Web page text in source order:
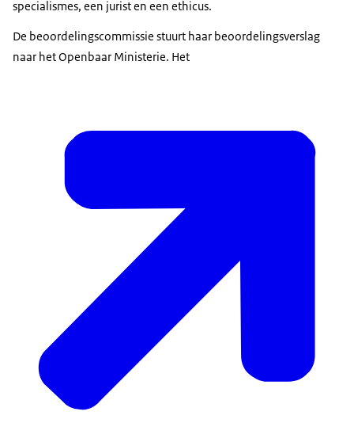
specialismes, een jurist en een ethicus.
De beoordelingscommissie stuurt haar beoordelingsverslag
naar het Openbaar Ministerie. Het